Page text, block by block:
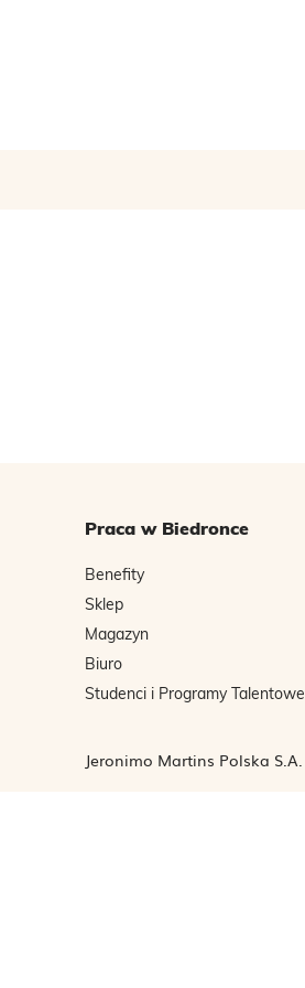
Praca w Biedronce
Benefity
Sklep
Magazyn
Biuro
Studenci i Programy Talentowe
Jeronimo Martins Polska